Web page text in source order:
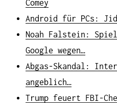
Comey
Android für PCs:
Noah Falstein:
Google wegen…
Abgas-Skandal:
angeblich…
Trump feuert FBI-